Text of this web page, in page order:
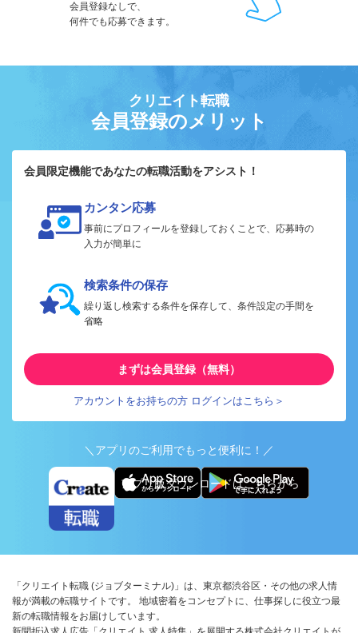
会員登録なしで、
何件でも応募できます。
クリエイト転職
会員登録のメリット
会員限定機能であなたの転職活動をアシスト！
カンタン応募
事前にプロフィールを登録しておくことで、応募時の
入力が簡単に
検索条件の保存
繰り返し検索する条件を保存して、条件設定の手間を
省略
まずは会員登録（無料）
アカウントをお持ちの方 ログインはこちら＞
＼アプリのご利用でもっと便利に！／
アプリ版ダウンロードはこちらから
「クリエイト転職 (ジョブターミナル)」は、東京都渋谷区・その他の求人情
報が満載の転職サイトです。 地域密着をコンセプトに、仕事探しに役立つ最
新の転職情報をお届けしています。